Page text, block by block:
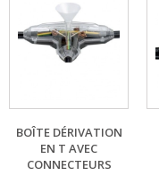
BOÎTE DÉRIVATION
EN T AVEC
CONNECTEURS